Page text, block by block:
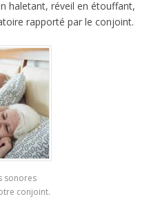
haletant, réveil en étouffant,
rapporté par le conjoint.
sonores
conjoint.